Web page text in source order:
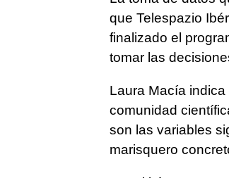
que Telespazio
finalizado el
tomar las
Laura Macía
comunidad
son las variables
marisquero